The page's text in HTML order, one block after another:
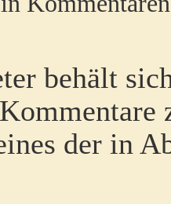
behält
der in